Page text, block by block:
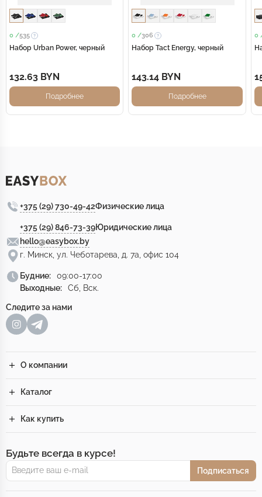
0 /535
Набор Urban Power, черный
132.63 BYN
Подробнее
0 /306
Набор Tact Energy, черный
143.14 BYN
Подробнее
0
+375 (29) 730-49-42Физические лица
+375 (29) 846-73-39Юридические лица
hello@easybox.by
г. Минск, ул. Чеботарева, д. 7а, офис 104
Будние:
09:00-17:00
Выходные:
Сб, Вск.
Следите за нами
О компании
Каталог
Как купить
Будьте всегда в курсе!
Подписаться